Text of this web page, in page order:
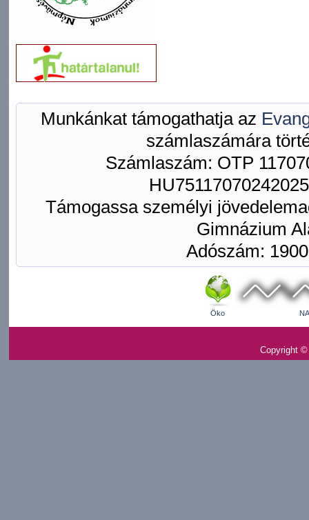
Munkánkat támogathatja az
számlaszámára
Számlaszám: OTP
Támogassa személyi
Gimnázium
Adószám:
Öko
Copyright